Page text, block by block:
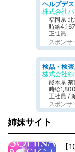
株式会社パ
福岡県
時給
正社員
スポンサ
株式会社
熊本県 菊
時給
正社員 /
スポンサ
姉妹サイト
【